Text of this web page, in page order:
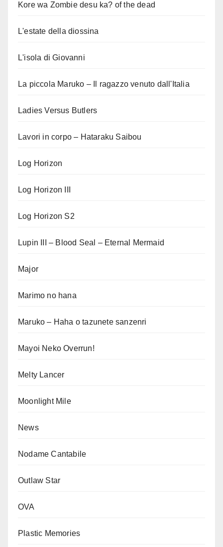
Kore wa Zombie desu ka? of the dead
L'estate della diossina
L'isola di Giovanni
La piccola Maruko – Il ragazzo venuto dall'Italia
Ladies Versus Butlers
Lavori in corpo – Hataraku Saibou
Log Horizon
Log Horizon III
Log Horizon S2
Lupin III – Blood Seal – Eternal Mermaid
Major
Marimo no hana
Maruko – Haha o tazunete sanzenri
Mayoi Neko Overrun!
Melty Lancer
Moonlight Mile
News
Nodame Cantabile
Outlaw Star
OVA
Plastic Memories